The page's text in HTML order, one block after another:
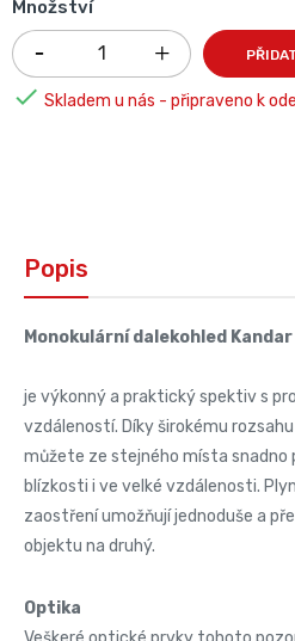
Množství
 Skladem u nás - připraveno k
Popis
Monokulární dalekohled
je výkonný a praktický spektiv s
vzdáleností. Díky širokému
můžete ze stejného místa
blízkosti i ve velké vzdálenosti.
zaostření umožňují jednoduše a
objektu na druhý.
Optika